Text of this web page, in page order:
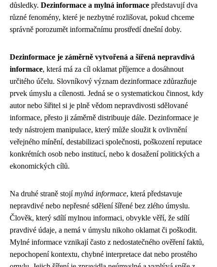
důsledky. Dezinformace a mylná informace představují dva
různé fenomény, které je nezbytné rozlišovat, pokud chceme
správně porozumět informačnímu prostředí dnešní doby.
Dezinformace je záměrně vytvořená a šířená nepravdivá
informace, která má za cíl oklamat příjemce a dosáhnout
určitého účelu. Slovníkový význam dezinformace zdůrazňuje
prvek úmyslu a cílenosti. Jedná se o systematickou činnost, kdy
autor nebo šiřitel si je plně vědom nepravdivosti sdělované
informace, přesto ji záměrně distribuuje dále. Dezinformace je
tedy nástrojem manipulace, který může sloužit k ovlivnění
veřejného mínění, destabilizaci společnosti, poškození reputace
konkrétních osob nebo institucí, nebo k dosažení politických a
ekonomických cílů.
Na druhé straně stojímylná informace, která představuje
nepravdivé nebo nepřesné sdělení šířené bez zlého úmyslu.
Člověk, který sdílí mylnou informaci, obvykle věří, že sdílí
pravdivé údaje, a nemá v úmyslu nikoho oklamat či poškodit.
Mylné informace vznikají často z nedostatečného ověření faktů,
nepochopení kontextu, chybné interpretace dat nebo prostého